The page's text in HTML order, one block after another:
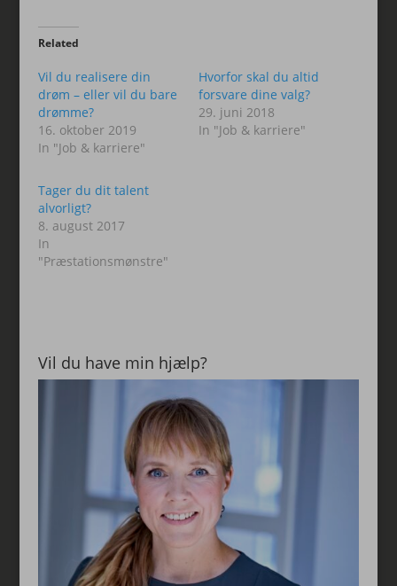
Related
Vil du realisere din
drøm – eller vil du bare
drømme?
16. oktober 2019
In "Job & karriere"
Hvorfor skal du altid
forsvare dine valg?
29. juni 2018
In "Job & karriere"
Tager du dit talent
alvorligt?
8. august 2017
In
"Præstationsmønstre"
Vil du have min hjælp?